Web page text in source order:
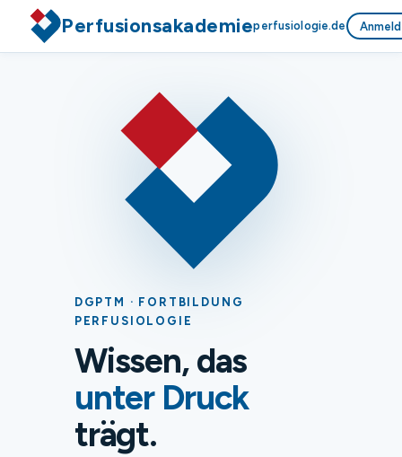
Perfusionsakademieperfusiologie.de
DGPTM · FORTBILDUNG
PERFUSIOLOGIE
Wissen, das
unter Druck
trägt.